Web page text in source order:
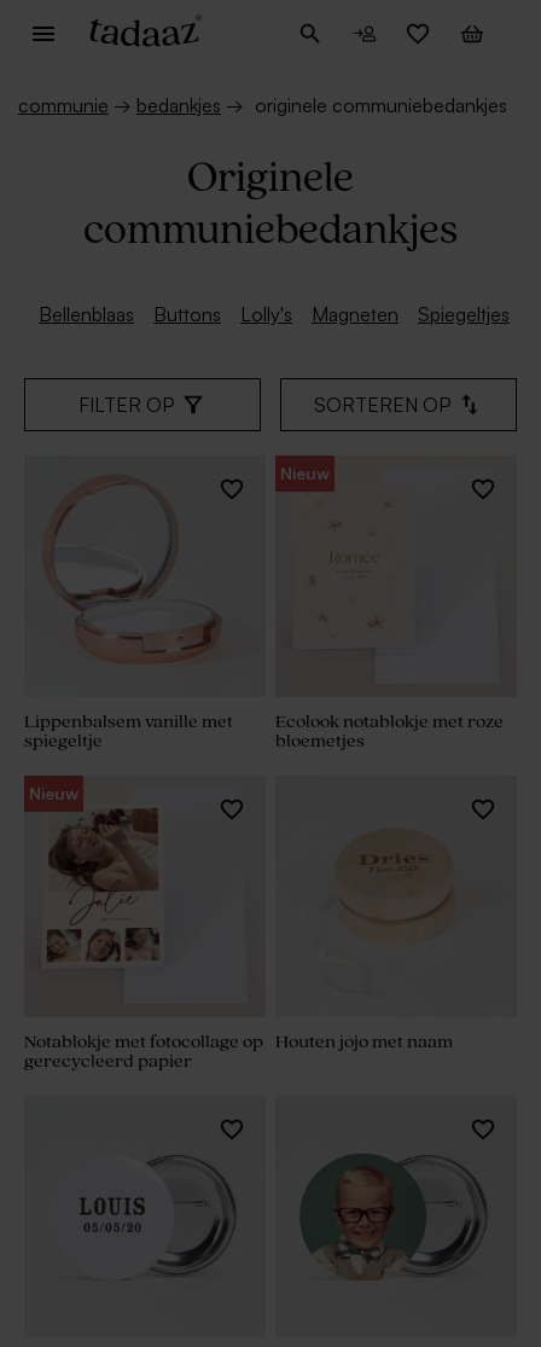
communie → bedankjes → originele communiebedankjes
Originele
communiebedankjes
Bellenblaas Buttons Lolly's Magneten Spiegeltjes
FILTER OP SORTEREN OP
Lippenbalsem vanille met
spiegeltje
Nieuw
Ecolook notablokje met roze
bloemetjes
Nieuw
Notablokje met fotocollage op
gerecycleerd papier
Houten jojo met naam